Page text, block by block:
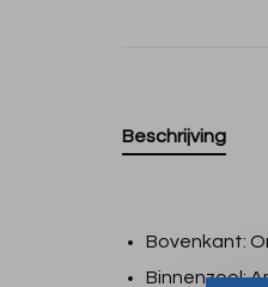
Beschrijving
Bovenkant:
Binnenzool: